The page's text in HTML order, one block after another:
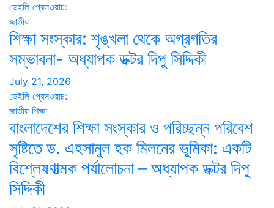
ডেইলি প্রেসওয়াচ:
জাতীয়
শিক্ষা সংস্কার: শৃঙ্খলা থেকে অগ্রগতির
সম্ভাবনা- অধ্যাপক ডক্টর দিপু সিদ্দিকী
July 21, 2026
ডেইলি প্রেসওয়াচ:
জাতীয় শিক্ষা
বাংলাদেশের শিক্ষা সংস্কার ও পরিচ্ছন্ন পরিবেশ
সৃষ্টিতে ড. এহসানুল হক মিলনের ভূমিকা: একটি
বিশ্লেষণাত্মক পর্যালোচনা – অধ্যাপক ডক্টর দিপু
সিদ্দিকী